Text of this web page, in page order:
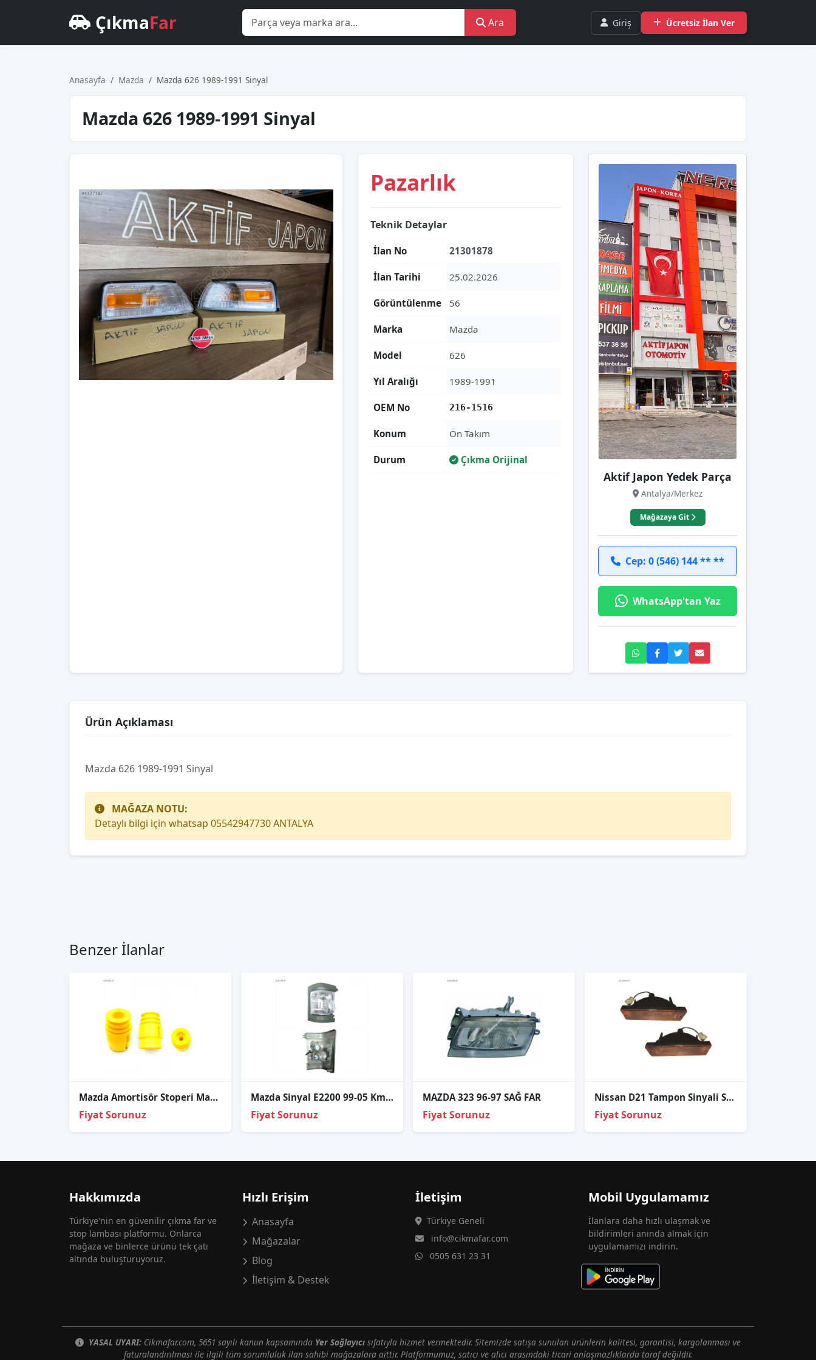
ÇıkmaFar Ara Giriş Ücretsiz İlan Ver
Anasayfa Mazda Mazda 626 1989-1991 Sinyal
Mazda 626 1989-1991 Sinyal
Pazarlık
Teknik Detaylar
İlan No 21301878
İlan Tarihi 25.02.2026
Görüntülenme 56
Marka Mazda
Model 626
Yıl Aralığı 1989-1991
OEM No 216-1516
Konum Ön Takım
Durum Çıkma Orijinal
Aktif Japon Yedek Parça
Antalya/Merkez
Mağazaya Git
Cep: 0 (546) 144 ** **
WhatsApp'tan Yaz
Ürün Açıklaması
Mazda 626 1989-1991 Sinyal
MAĞAZA NOTU:
Detaylı bilgi için whatsap 05542947730 ANTALYA
Benzer İlanlar
Mazda Amortisör Stoperi Mazda 3 13-15/Mazda 6 08-13 Arka (Alt)
Fiyat Sorunuz
Mazda Sinyal E2200 99-05 Kmynt Sağ
Fiyat Sorunuz
MAZDA 323 96-97 SAĞ FAR
Fiyat Sorunuz
Nissan D21 Tampon Sinyali Sağ-Sol Takım 1991-1997
Fiyat Sorunuz
Hakkımızda
Türkiye'nin en güvenilir çıkma far ve
stop lambası platformu. Onlarca
mağaza ve binlerce ürünü tek çatı
altında buluşturuyoruz.
Hızlı Erişim
Anasayfa
Mağazalar
Blog
İletişim & Destek
İletişim
Türkiye Geneli
info@cikmafar.com
0505 631 23 31
Mobil Uygulamamız
İlanlara daha hızlı ulaşmak ve
bildirimleri anında almak için
uygulamamızı indirin.
YASAL UYARI: Cikmafar.com, 5651 sayılı kanun kapsamında Yer Sağlayıcı sıfatıyla hizmet vermektedir. Sitemizde satışa sunulan ürünlerin kalitesi, garantisi, kargolanması ve
faturalandırılması ile ilgili tüm sorumluluk ilan sahibi mağazalara aittir. Platformumuz, satıcı ve alıcı arasındaki ticari anlaşmazlıklarda taraf değildir.